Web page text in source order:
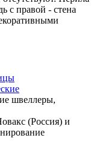
с правой - стена
швеллеры,
(Россия) и